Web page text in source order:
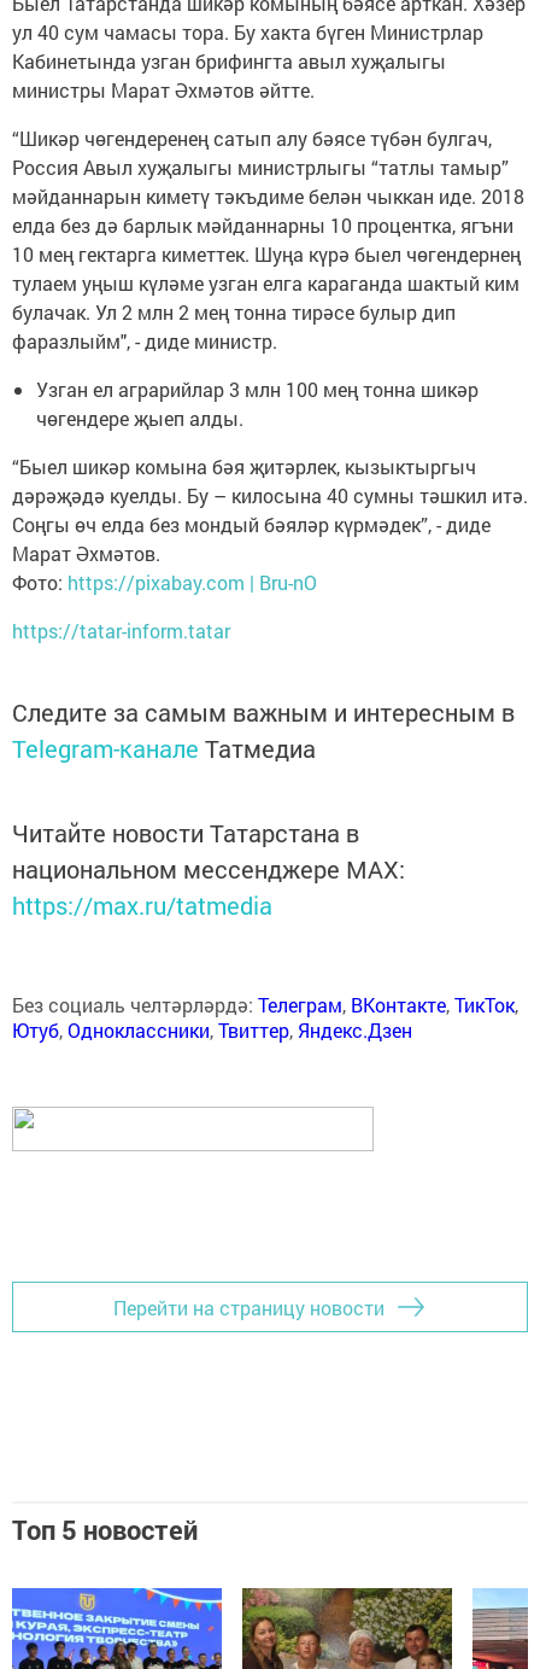
ул 40 сум чамасы тора. Бу хакта бүген Министрлар
Кабинетында узган брифингта авыл хуҗалыгы
министры Марат Әхмәтов әйтте.
“Шикәр чөгендеренең сатып алу бәясе түбән булгач,
Россия Авыл хуҗалыгы министрлыгы “татлы тамыр”
мәйданнарын киметү тәкъдиме белән чыккан иде. 2018
елда без дә барлык мәйданнарны 10 процентка, ягъни
10 мең гектарга киметтек. Шуңа күрә быел чөгендернең
тулаем уңыш күләме узган елга караганда шактый ким
булачак. Ул 2 млн 2 мең тонна тирәсе булыр дип
фаразлыйм", - диде министр.
Узган ел аграрийлар 3 млн 100 мең тонна шикәр
чөгендере җыеп алды.
“Быел шикәр комына бәя җитәрлек, кызыктыргыч
дәрәҗәдә куелды. Бу – килосына 40 сумны тәшкил итә.
Соңгы өч елда без мондый бәяләр күрмәдек”, - диде
Марат Әхмәтов.
Фото: https://pixabay.com | Bru-nO
https://tatar-inform.tatar
Следите за самым важным и интересным в
Telegram-канале Татмедиа
Читайте новости Татарстана в
национальном мессенджере MАХ:
https://max.ru/tatmedia
Без социаль челтәрләрдә: Телеграм, ВКонтакте,ТикТок,
Ютуб,Одноклассники,Твиттер, Яндекс.Дзен
Перейти на страницу новости
Топ 5 новостей